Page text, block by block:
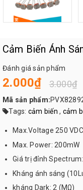
Cảm Biến Ánh
Đánh giá sản phẩm
2.000₫ 3.000₫
Mã sản phẩm:
Tags: cảm biến , cảm
Max.Voltage 250
Max. Power: 200mW
Giá trị đỉnh
Kháng ánh sáng
kháng Dark: 2 (MΩ)